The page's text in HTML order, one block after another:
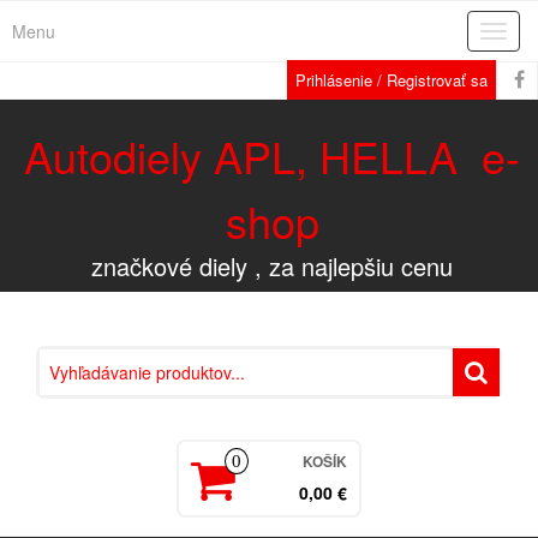
Menu
Prihlásenie / Registrovať sa
Autodiely APL, HELLA e-
shop
značkové diely , za najlepšiu cenu
0 KOŠÍK
0,00 €